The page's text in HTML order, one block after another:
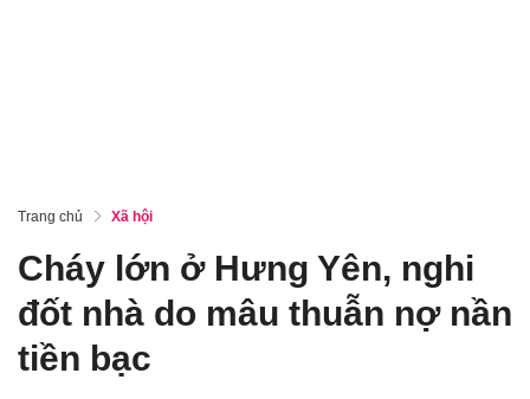
Trang chủ Xã hội
Cháy lớn ở Hưng Yên, nghi
đốt nhà do mâu thuẫn nợ nần
tiền bạc